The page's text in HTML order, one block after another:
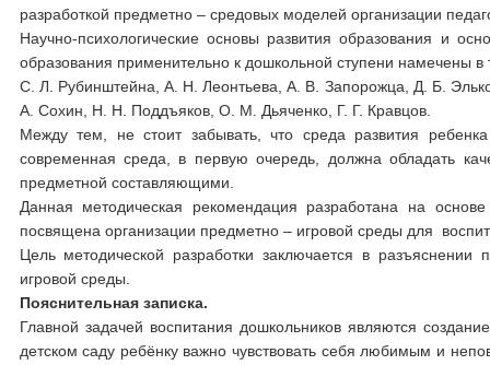
разработкой предметно – средовых моделей организации
Научно-психологические основы развития образования и
образования применительно к дошкольной ступени намечены
С. Л. Рубинштейна, А. Н. Леонтьева, А. В. Запорожца, Д. Б.
А. Сохин, Н. Н. Поддъяков, О. М. Дьяченко, Г. Г. Кравцов.
Между тем, не стоит забывать, что среда развития
современная среда, в первую очередь, должна обладать
предметной составляющими.
Данная методическая рекомендация разработана на
посвящена организации предметно – игровой среды для
Цель методической разработки заключается в
игровой среды.
Пояснительная записка.
Главной задачей воспитания дошкольников являются
детском саду ребёнку важно чувствовать себя любимым и